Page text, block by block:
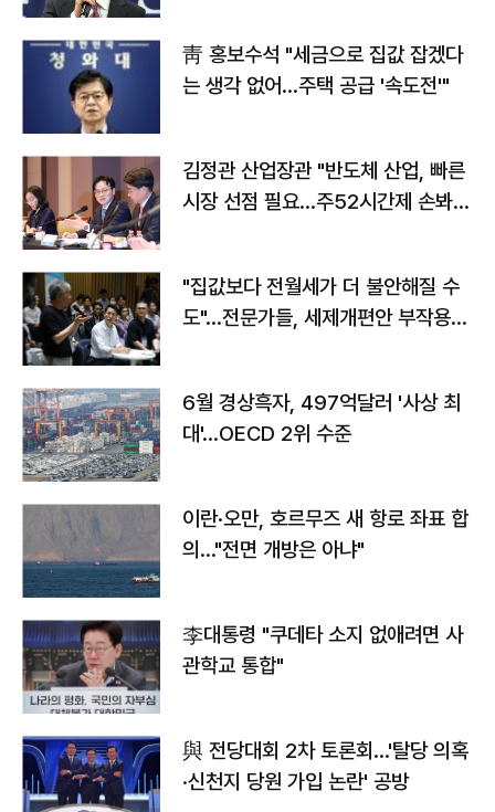
靑 홍보수석 "세금으로 집값 잡겠다
는 생각 없어…주택 공급 '속도전'"
김정관 산업장관 "반도체 산업, 빠른
시장 선점 필요…주52시간제 손봐
"집값보다 전월세가 더 불안해질 수
도"…전문가들, 세제개편안 부작용
6월 경상흑자, 497억달러 '사상 최
대'…OECD 2위 수준
이란·오만, 호르무즈 새 항로 좌표 합
의…"전면 개방은 아냐"
李대통령 "쿠데타 소지 없애려면 사
관학교 통합"
與 전당대회 2차 토론회…'탈당 의혹
·신천지 당원 가입 논란' 공방